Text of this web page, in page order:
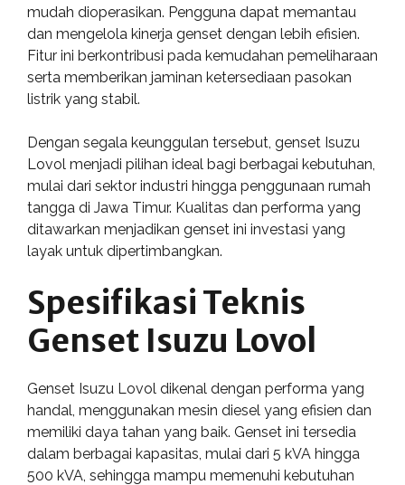
mudah dioperasikan. Pengguna dapat memantau
dan mengelola kinerja genset dengan lebih efisien.
Fitur ini berkontribusi pada kemudahan pemeliharaan
serta memberikan jaminan ketersediaan pasokan
listrik yang stabil.
Dengan segala keunggulan tersebut, genset Isuzu
Lovol menjadi pilihan ideal bagi berbagai kebutuhan,
mulai dari sektor industri hingga penggunaan rumah
tangga di Jawa Timur. Kualitas dan performa yang
ditawarkan menjadikan genset ini investasi yang
layak untuk dipertimbangkan.
Spesifikasi Teknis
Genset Isuzu Lovol
Genset Isuzu Lovol dikenal dengan performa yang
handal, menggunakan mesin diesel yang efisien dan
memiliki daya tahan yang baik. Genset ini tersedia
dalam berbagai kapasitas, mulai dari 5 kVA hingga
500 kVA, sehingga mampu memenuhi kebutuhan